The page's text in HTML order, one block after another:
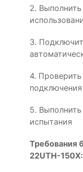
2.
3.
4.
5.
испытания
Требования
22UTH-150X: